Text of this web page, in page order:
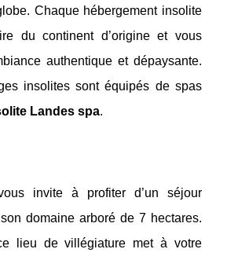
Chaque hébergement insolite
du continent d’origine et vous
authentique et dépaysante.
insolites sont équipés de spas
Landes spa.
invite à profiter d’un séjour
domaine arboré de 7 hectares.
lieu de villégiature met à votre